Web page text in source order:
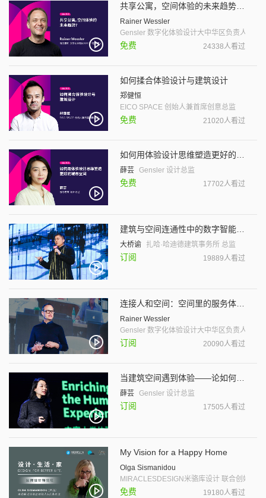
Rainer Wessler
Gensler 数字化体验设计大中华区负责人
免费 24338人看过
如何揉合体验设计与建筑设计
郑健恒
EICO SPACE 创始人兼首席创意总监
免费 21020人看过
薛芸 Gensler 设计总监
免费 17702人看过
大桥谕 扎哈·哈迪德建筑事务所 总监
订阅 19889人看过
Rainer Wessler
Gensler 数字化体验设计大中华区负责人
订阅 20090人看过
薛芸 Gensler 设计总监
订阅 17505人看过
My Vision for a Happy Home
Olga Sismanidou
MIRACLESDESIGN米骆库设计 联合创始人
免费 19180人看过